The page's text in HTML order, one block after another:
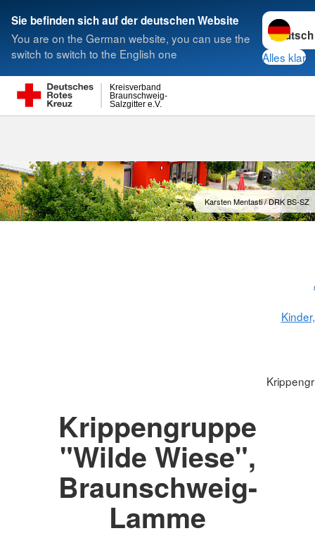
Sie befinden sich auf der deutschen Website
You are on the German website, you can use the
switch to switch to the English one
Sprache
Alles klar
Salzgitter e.V.
Braunschweig-
Kreisverband
Suche
Karsten Mentasti / DRK BS-SZ
Krippengruppe
"Wilde Wiese",
Braunschweig-
Lamme